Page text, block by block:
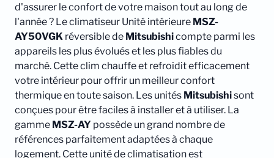
d'assurer le confort de votre maison tout au long de
l'année ? Le climatiseur Unité intérieure MSZ-
AY50VGK réversible de Mitsubishicompte parmi les
appareils les plus évolués et les plus fiables du
marché. Cette clim chauffe et refroidit efficacement
votre intérieur pour offrir un meilleur confort
thermique en toute saison. Les unités Mitsubishisont
conçues pour être faciles à installer et à utiliser. La
gamme MSZ-AY possède un grand nombre de
références parfaitement adaptées à chaque
logement. Cette unité de climatisation est